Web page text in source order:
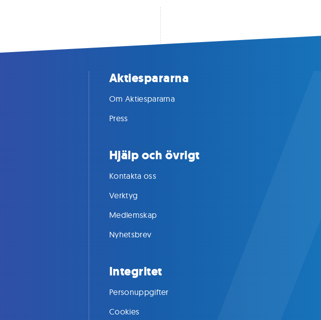
Aktiespararna
Om Aktiespararna
Press
Hjälp och övrigt
Kontakta oss
Verktyg
Medlemskap
Nyhetsbrev
Integritet
Personuppgifter
Cookies